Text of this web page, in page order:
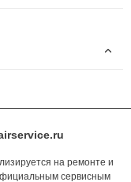
на ремонте и
сервисным